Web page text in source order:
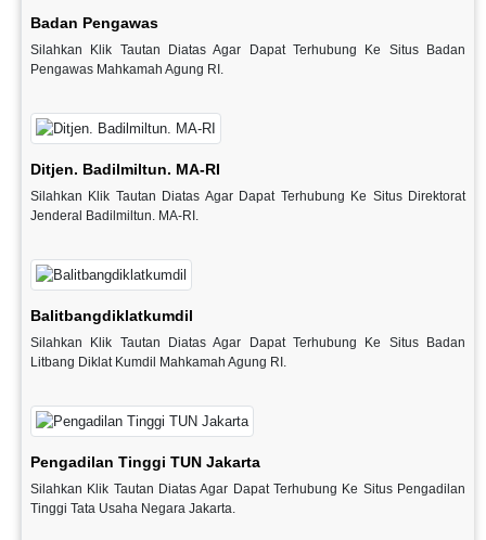
Badan Pengawas
Silahkan Klik Tautan Diatas Agar Dapat Terhubung Ke Situs Badan
Pengawas Mahkamah Agung RI.
Ditjen. Badilmiltun. MA-RI
Silahkan Klik Tautan Diatas Agar Dapat Terhubung Ke Situs Direktorat
Jenderal Badilmiltun. MA-RI.
Balitbangdiklatkumdil
Silahkan Klik Tautan Diatas Agar Dapat Terhubung Ke Situs Badan
Litbang Diklat Kumdil Mahkamah Agung RI.
Pengadilan Tinggi TUN Jakarta
Silahkan Klik Tautan Diatas Agar Dapat Terhubung Ke Situs Pengadilan
Tinggi Tata Usaha Negara Jakarta.